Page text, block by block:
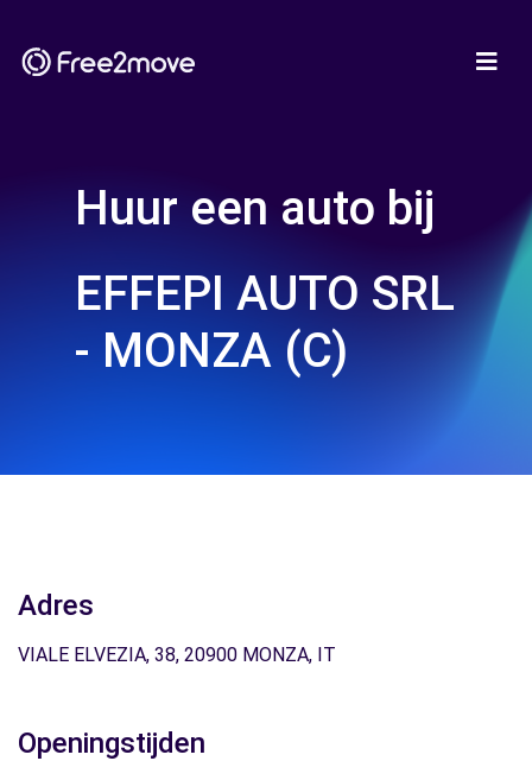
Huur een auto bij
EFFEPI AUTO SRL
- MONZA (C)
Adres
VIALE ELVEZIA, 38, 20900 MONZA, IT
Openingstijden